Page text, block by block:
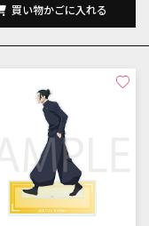
買い物かごに入れる